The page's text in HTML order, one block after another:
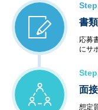
書
応募
にサ
面
想定